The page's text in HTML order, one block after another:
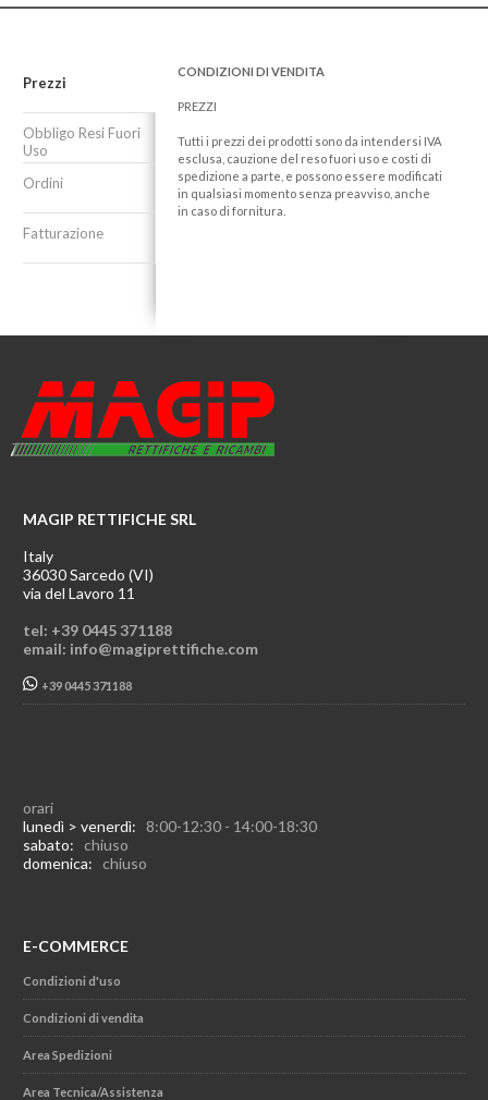
Prezzi
Obbligo Resi Fuori
Uso
Ordini
Fatturazione
CONDIZIONI DI VENDITA
PREZZI
Tutti i prezzi dei prodotti sono da intendersi IVA
esclusa, cauzione del reso fuori uso e costi di
spedizione a parte, e possono essere modificati
in qualsiasi momento senza preavviso, anche
in caso di fornitura.
MAGIP RETTIFICHE SRL
Italy
36030 Sarcedo (VI)
via del Lavoro 11
tel: +39 0445 371188
email: info@magiprettifiche.com
+39 0445 371188
orari
lunedì > venerdì: 8:00-12:30 - 14:00-18:30
sabato: chiuso
domenica: chiuso
E-COMMERCE
Condizioni d'uso
Condizioni di vendita
Area Spedizioni
Area Tecnica/Assistenza